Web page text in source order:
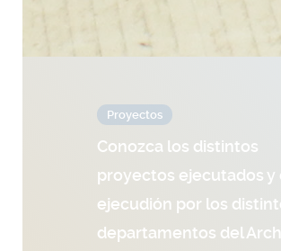
Proyectos
Conozca los distintos
proyectos ejecutados y
ejecudión por los
departamentos del